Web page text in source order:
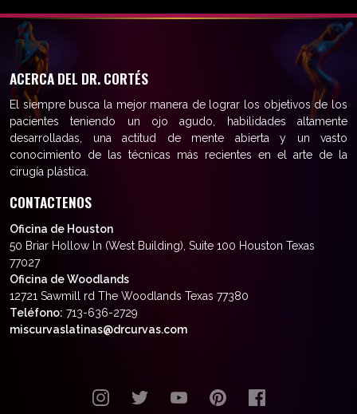
ACERCA DEL DR. CORTÉS
El siempre busca la mejor manera de lograr los objetivos de los
pacientes teniendo un ojo agudo, habilidades altamente
desarrolladas, una actitud de mente abierta y un vasto
conocimiento de las técnicas más recientes en el arte de la
cirugía plástica.
CONTACTENOS
Oficina de Houston
50 Briar Hollow ln (West Building), Suite 100 Houston Texas
77027
Oficina de Woodlands
12721 Sawmill rd The Woodlands Texas 77380
Teléfono: 713-636-2729
miscurvaslatinas@drcurvas.com